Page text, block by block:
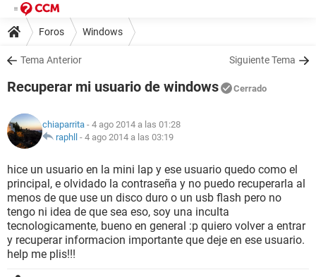
Foros Windows
Tema Anterior Siguiente Tema
Recuperar mi usuario de windows Cerrado
chiaparrita - 4 ago 2014 a las 01:28
raphll - 4 ago 2014 a las 03:19
hice un usuario en la mini lap y ese usuario quedo como el
principal, e olvidado la contraseña y no puedo recuperarla al
menos de que use un disco duro o un usb flash pero no
tengo ni idea de que sea eso, soy una inculta
tecnologicamente, bueno en general :p quiero volver a entrar
y recuperar informacion importante que deje en ese usuario.
help me plis!!!